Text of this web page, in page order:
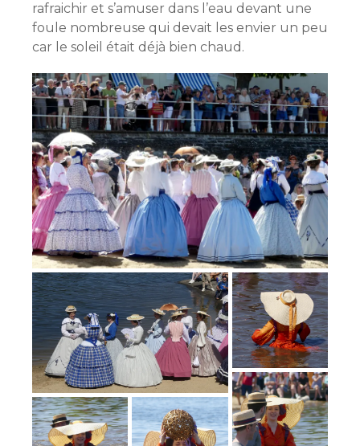
rafraichir et s’amuser dans l’eau devant une
foule nombreuse qui devait les envier un peu
car le soleil était déjà bien chaud.